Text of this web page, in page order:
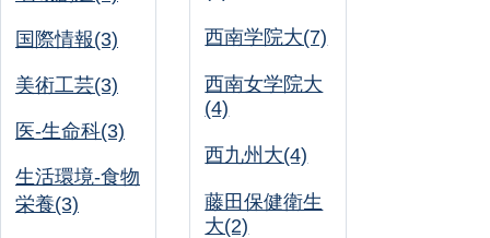
国際情報(3)
美術工芸(3)
医-生命科(3)
生活環境-食物
栄養(3)
西南学院大(7)
西南女学院大
(4)
西九州大(4)
藤田保健衛生
大(2)